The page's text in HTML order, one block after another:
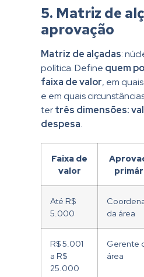
5. Matriz de
aprovação
Matriz de alçadas:
política. Define quem
faixa de valor, em
e em quais
tertrês dimensões:
despesa.
Faixa de
valor
Até R$
5.000
da área
R$ 5.001
a R$
25.000
Gerente
área